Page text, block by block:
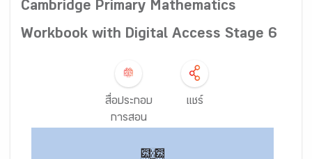
Cambridge Primary Mathematics
Workbook with Digital Access Stage 6
สื่อประกอบ
การสอน
แชร์